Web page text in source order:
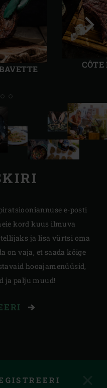
CÔTE
e-posti
kord kuus ilmuva
ja lisa vürtsi oma
on vaja, et saada kõige
hooajamenüüsid,
ja palju muud!